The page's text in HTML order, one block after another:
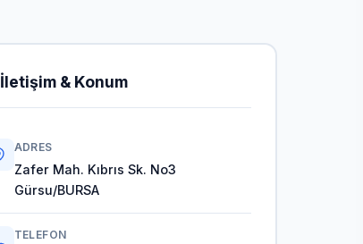
İletişim & Konum
ADRES
Zafer Mah. Kıbrıs Sk. No3
Gürsu/BURSA
TELEFON